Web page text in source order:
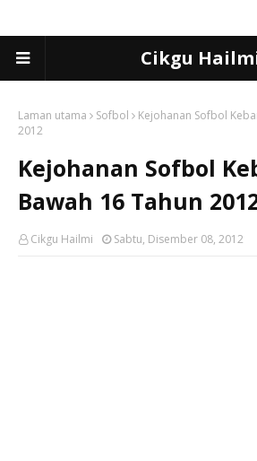
Cikgu
Laman utama Sofbol
Kejohanan Sofbol
2012
Kejohanan Sofbol
Bawah 16 Tahun
Cikgu Hailmi Sabtu, Disember 08, 2012